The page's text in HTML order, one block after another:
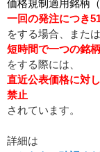
価格規制適用銘柄
一回の発注につき
をする場合、または
短時間で一つの銘
をする際には、
直近公表価格に対
禁止
されています。
詳細は